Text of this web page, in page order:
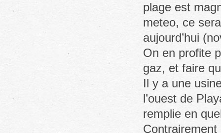
plage est
meteo, ce
aujourd’hui
On en profite
gaz, et faire
Il y a une
l’ouest de
remplie en